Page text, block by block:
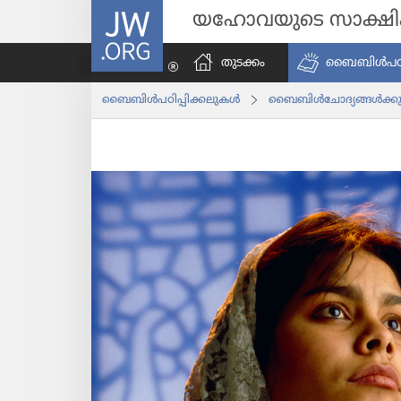
JW.ORG യഹോവയുടെ
തുടക്കം
ബൈബിൾപ​ഠി​പ്പി​ക്ക​ലു​കൾ